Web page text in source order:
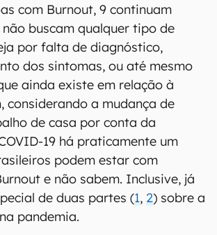
com Burnout, 9 continuam
buscam qualquer tipo de
por falta de diagnóstico,
dos sintomas, ou até mesmo
ainda existe em relação à
considerando a mudança de
de casa por conta da
19 há praticamente um
podem estar com
e não sabem. Inclusive, já
de duas partes (1, 2) sobre a
pandemia.